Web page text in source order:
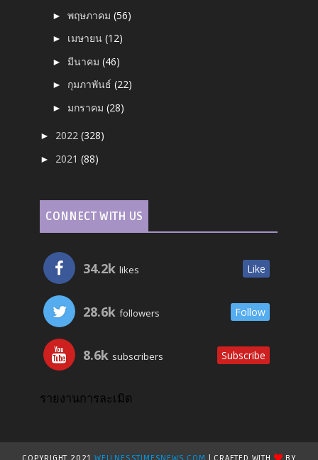
►พฤษภาคม(56)
► เมษายน(12)
► มีนาคม(46)
► กุมภาพันธ์(22)
► มกราคม(28)
► 2022(328)
► 2021(88)
CONNECT WITH US
34.2k likes Like
28.6k followers Follow
8.6k subscribers Subscribe
รายงานการละเมิด